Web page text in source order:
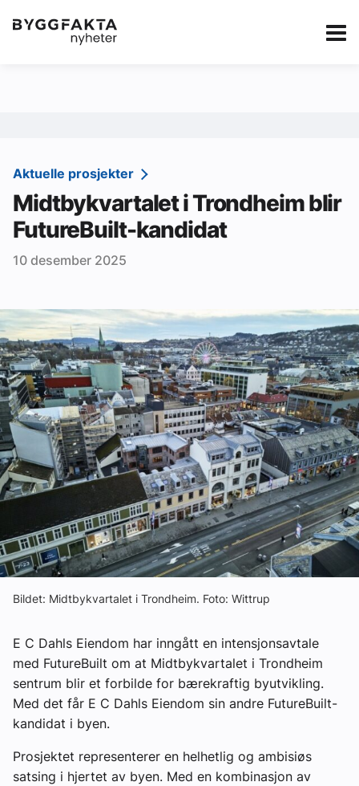
Kategorier Jobbmarkedet Annonsere i
Redaksjonen
Om Byggfakta
Annonsere
Tips oss
Ledige stillinger
eBlad
Aktivitetskalender
Bransjekommentar
Nyheter
Aktuelle prosjekter
Midtbykvartalet i Trondheim blir
FutureBuilt-kandidat
10 desember 2025
Bildet: Midtbykvartalet i Trondheim. Foto: Wittrup
E C Dahls Eiendom har inngått en intensjonsavtale
med FutureBuilt om at Midtbykvartalet i Trondheim
sentrum blir et forbilde for bærekraftig byutvikling.
Med det får E C Dahls Eiendom sin andre FutureBuilt-
kandidat i byen.
Prosjektet representerer en helhetlig og ambisiøs
satsing i hjertet av byen. Med en kombinasjon av